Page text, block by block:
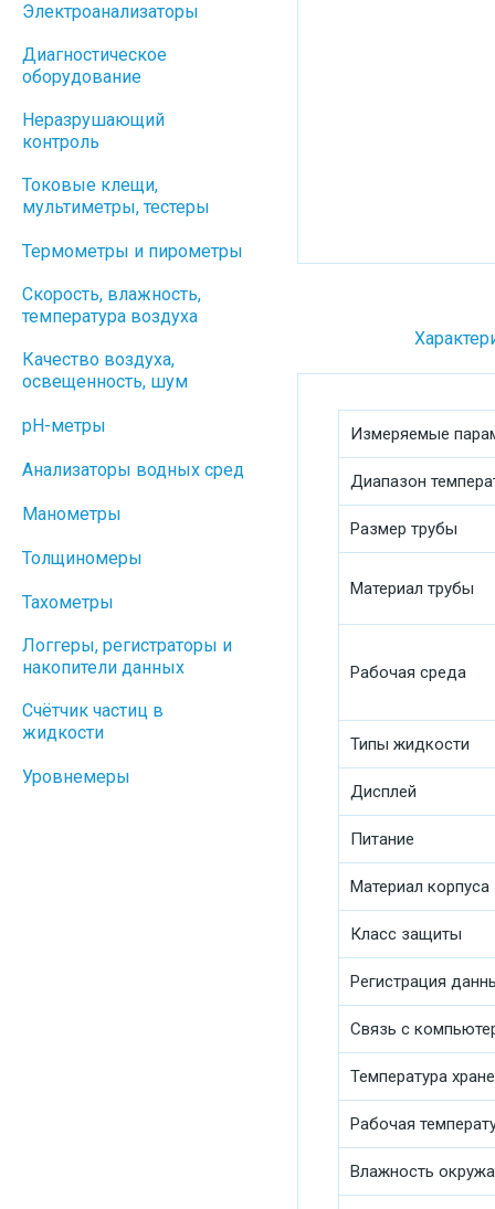
Измеряемые
Диапазон
Размер трубы
Материал трубы
Рабочая среда
Типы жидкости
Дисплей
Питание
Материал корпуса
Класс защиты
Регистрация
Связь с
Температура
Рабочая
Влажность
Электроанализаторы
Диагностическое
оборудование
Неразрушающий
контроль
Токовые клещи,
мультиметры, тестеры
Термометры и пирометры
Скорость, влажность,
температура воздуха
Качество воздуха,
освещенность, шум
pH-метры
Анализаторы водных сред
Манометры
Толщиномеры
Тахометры
Логгеры, регистраторы и
накопители данных
Cчётчик частиц в
жидкости
Уровнемеры